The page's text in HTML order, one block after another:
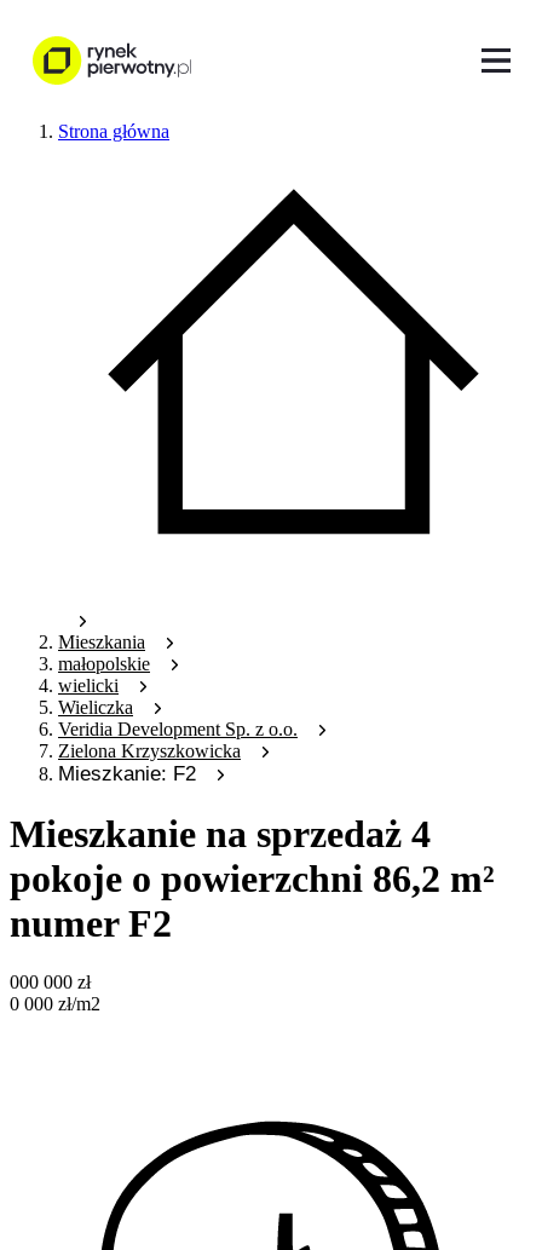
Strona główna
Mieszkania
małopolskie
wielicki
Wieliczka
Veridia Development Sp. z o.o.
Zielona Krzyszkowicka
Mieszkanie: F2
Mieszkanie na sprzedaż 4
pokoje o powierzchni 86,2 m²
numer F2
000 000 zł
0 000 zł/m2